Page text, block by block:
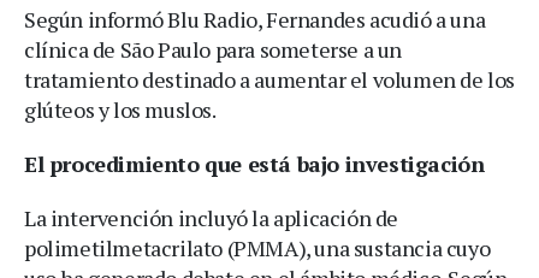
Según informó Blu Radio, Fernandes acudió a una
clínica de São Paulo para someterse a un
tratamiento destinado a aumentar el volumen de los
glúteos y los muslos.
El procedimiento que está bajo investigación
La intervención incluyó la aplicación de
polimetilmetacrilato (PMMA), una sustancia cuyo